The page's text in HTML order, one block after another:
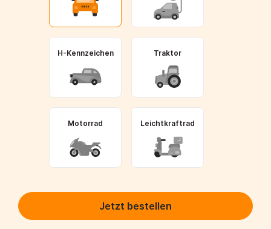
H-Kennzeichen Traktor
Motorrad Leichtkraftrad
Jetzt bestellen